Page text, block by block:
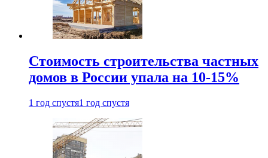
Стоимость строительства частных
домов в России упала на 10-15%
1 год спустя1 год спустя